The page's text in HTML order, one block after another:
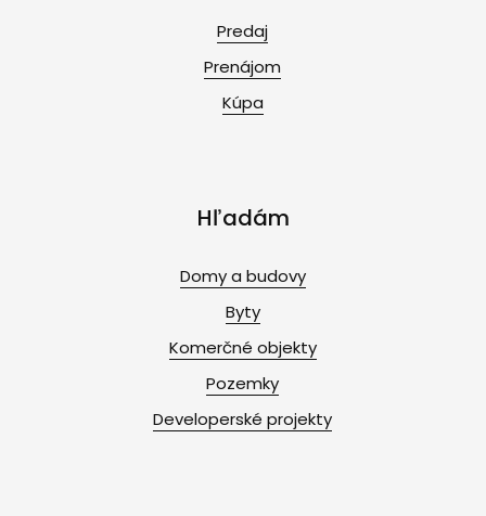
Predaj
Prenájom
Kúpa
Hľadám
Domy a budovy
Byty
Komerčné objekty
Pozemky
Developerské projekty